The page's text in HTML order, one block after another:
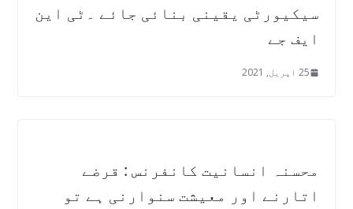
سیکیورٹی یقینی بنائی جائے ۔ٹی این
ایف جے
25 اپریل, 2021
محسنہ انسانیت کانفرنس : قرضے
اتارنے اور معیشت سنوارنی ہے تو